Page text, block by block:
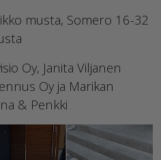
musta, Somero 16-32
Oy, Janita Viljanen
Oy ja Marikan
& Penkki